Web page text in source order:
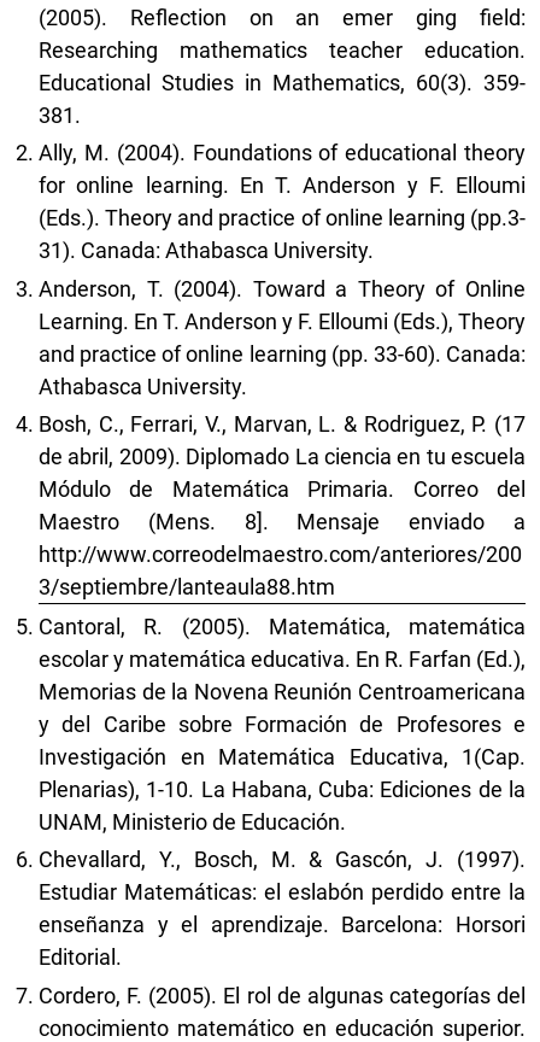
(2005). Reflection on an emer ging field:
Researching mathematics teacher education.
Educational Studies in Mathematics, 60(3). 359-
381.
Ally, M. (2004). Foundations of educational theory
for online learning. En T. Anderson y F. Elloumi
(Eds.). Theory and practice of online learning (pp.3-
31). Canada: Athabasca University.
Anderson, T. (2004). Toward a Theory of Online
Learning. En T. Anderson y F. Elloumi (Eds.), Theory
and practice of online learning (pp. 33-60). Canada:
Athabasca University.
Bosh, C., Ferrari, V., Marvan, L. & Rodriguez, P. (17
de abril, 2009). Diplomado La ciencia en tu escuela
Módulo de Matemática Primaria. Correo del
Maestro (Mens. 8]. Mensaje enviado a
http://www.correodelmaestro.com/anteriores/200
3/septiembre/lanteaula88.htm
Cantoral, R. (2005). Matemática, matemática
escolar y matemática educativa. En R. Farfan (Ed.),
Memorias de la Novena Reunión Centroamericana
y del Caribe sobre Formación de Profesores e
Investigación en Matemática Educativa, 1(Cap.
Plenarias), 1-10. La Habana, Cuba: Ediciones de la
UNAM, Ministerio de Educación.
Chevallard, Y., Bosch, M. & Gascón, J. (1997).
Estudiar Matemáticas: el eslabón perdido entre la
enseñanza y el aprendizaje. Barcelona: Horsori
Editorial.
Cordero, F. (2005). El rol de algunas categorías del
conocimiento matemático en educación superior.